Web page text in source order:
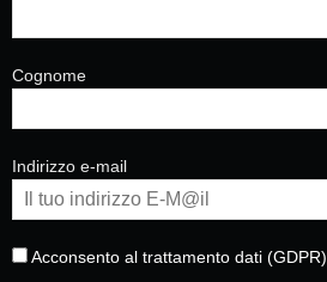
Cognome
Indirizzo e-mail
Acconsento al trattamento dati (GDPR)